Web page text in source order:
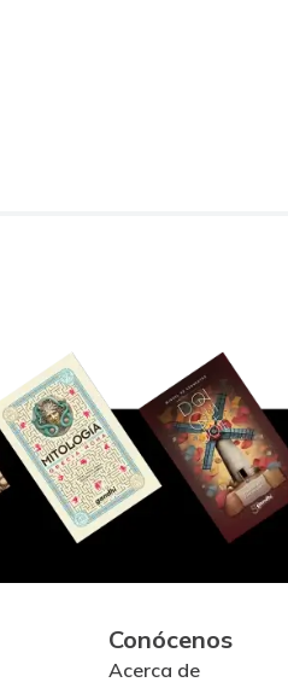
Conócenos
Acerca de